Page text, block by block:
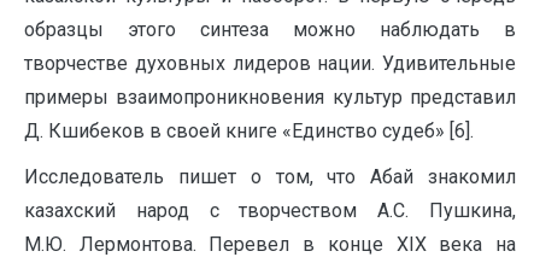
образцы этого синтеза можно наблюдать в
творчестве духовных лидеров нации. Удивительные
примеры взаимопроникновения культур представил
Д. Кшибеков в своей книге «Единство судеб» [6].
Исследователь пишет о том, что Абай знакомил
казахский народ с творчеством А.С. Пушкина,
М.Ю. Лермонтова. Перевел в конце XIX века на